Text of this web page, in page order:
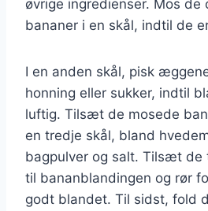
øvrige ingredienser. Mos de
bananer i en skål, indtil de
I en anden skål, pisk
honning eller sukker, indtil
luftig. Tilsæt de mosede
en tredje skål, bland
bagpulver og salt. Tilsæt de
til bananblandingen og rør
godt blandet. Til sidst, fold